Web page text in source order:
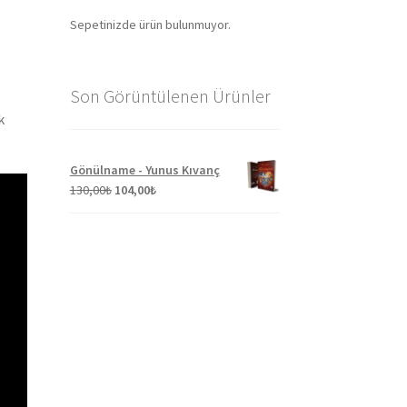
Sepetinizde ürün bulunmuyor.
Son Görüntülenen Ürünler
Gönülname - Yunus Kıvanç
130,00₺ Orijinal
104,00₺Şu